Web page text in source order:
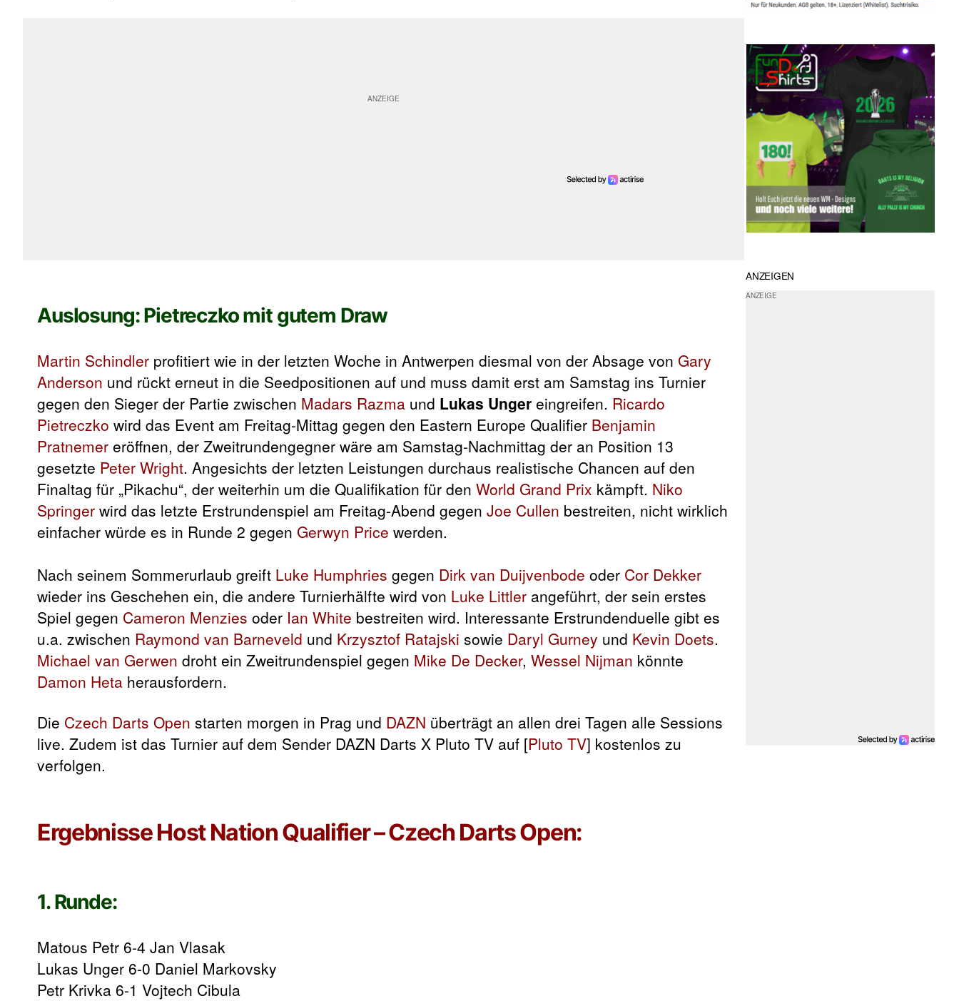
Auslosung: Pietreczko mit gutem Draw
Martin Schindler profitiert wie in der letzten Woche in Antwerpen diesmal von der Absage von Gary
Anderson und rückt erneut in die Seedpositionen auf und muss damit erst am Samstag ins Turnier
gegen den Sieger der Partie zwischen Madars Razma und Lukas Unger eingreifen. Ricardo
Pietreczko wird das Event am Freitag-Mittag gegen den Eastern Europe Qualifier Benjamin
Pratnemer eröffnen, der Zweitrundengegner wäre am Samstag-Nachmittag der an Position 13
gesetzte Peter Wright. Angesichts der letzten Leistungen durchaus realistische Chancen auf den
Finaltag für „Pikachu“, der weiterhin um die Qualifikation für den World Grand Prix kämpft. Niko
Springer wird das letzte Erstrundenspiel am Freitag-Abend gegen Joe Cullen bestreiten, nicht wirklich
einfacher würde es in Runde 2 gegen Gerwyn Price werden.
Nach seinem Sommerurlaub greift Luke Humphries gegen Dirk van Duijvenbode oder Cor Dekker
wieder ins Geschehen ein, die andere Turnierhälfte wird von Luke Littler angeführt, der sein erstes
Spiel gegen Cameron Menzies oder Ian White bestreiten wird. Interessante Erstrundenduelle gibt es
u.a. zwischen Raymond van Barneveld und Krzysztof Ratajski sowie Daryl Gurney und Kevin Doets.
Michael van Gerwen droht ein Zweitrundenspiel gegen Mike De Decker, Wessel Nijman könnte
Damon Heta herausfordern.
Die Czech Darts Open starten morgen in Prag und DAZN überträgt an allen drei Tagen alle Sessions
live. Zudem ist das Turnier auf dem Sender DAZN Darts X Pluto TV auf [Pluto TV] kostenlos zu
verfolgen.
Ergebnisse Host Nation Qualifier – Czech Darts Open:
1. Runde:
Matous Petr 6-4 Jan Vlasak
Lukas Unger 6-0 Daniel Markovsky
Petr Krivka 6-1 Vojtech Cibula
ANZEIGEN